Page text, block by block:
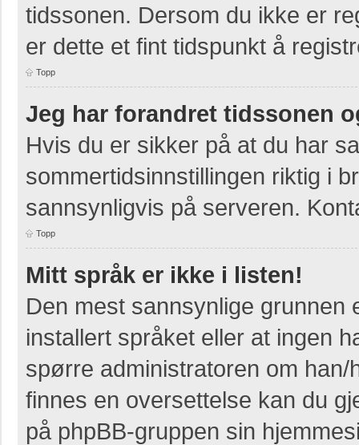
tidssonen. Dersom du ikke er
er dette et fint tidspunkt å
Topp
Jeg har forandret tidssonen
Hvis du er sikker på at du har
sommertidsinnstillingen riktig i
sannsynligvis på serveren.
Topp
Mitt språk er ikke i listen!
Den mest sannsynlige grunnen
installert språket eller at ingen
spørre administratoren om
finnes en oversettelse kan du
på phpBB-gruppen sin